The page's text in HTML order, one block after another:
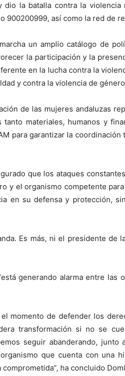
la batalla contra la
900200999, así como la red de
un amplio catálogo de
la participación y la
en la lucha contra la
y contra la violencia de
de las mujeres andaluzas
materiales, humanos y
para garantizar la
que los ataques
y el organismo competente
en su defensa y protección,
Es más, ni el presidente de
generando alarma entre
momento de defender los
transformación si no se
seguir abanderando,
que cuenta con una
ha concluido